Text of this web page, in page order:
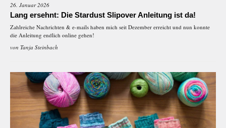
26. Januar 2026
Lang ersehnt: Die Stardust Slipover Anleitung ist da!
Zahlreiche Nachrichten & e-mails haben mich seit Dezember erreicht und nun konnte
die Anleitung endlich online gehen!
von Tanja Steinbach